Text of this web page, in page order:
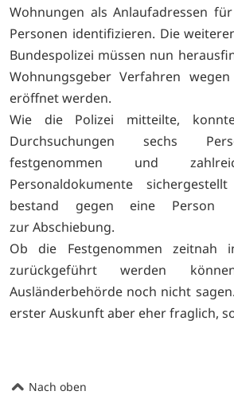
Wohnungen als Anlaufadressen
Personen identifizieren. Die
Bundespolizei müssen nun
Wohnungsgeber Verfahren
eröffnet werden.
Wie die Polizei mitteilte,
Durchsuchungen sechs
festgenommen und
Personaldokumente
bestand gegen eine
zur Abschiebung.
Ob die Festgenommen zeitnah
zurückgeführt werden
Ausländerbehörde noch nicht
erster Auskunft aber eher fraglich,
Nach oben